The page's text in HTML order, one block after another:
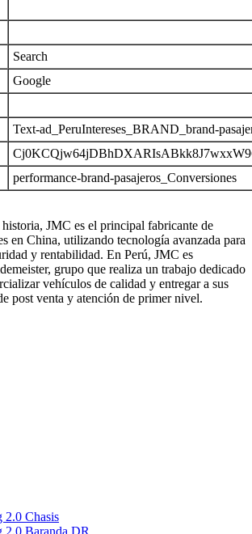
Search
Google
Text-ad_PeruIntereses_BRAND_brand-
performance-brand-pasajeros_Conversiones
JMC es el principal fabricante de
en China, utilizando tecnología avanzada para
y rentabilidad. En Perú, JMC es
grupo que realiza un trabajo dedicado
vehículos de calidad y entregar a sus
post venta y atención de primer nivel.
2.0 Chasis